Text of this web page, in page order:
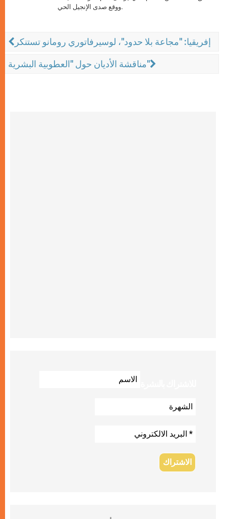
ووقع صدى الإنجيل الحي.
إفريقيا: "مجاعة بلا حدود"، لوسيرفاتوري رومانو تستنكر
مناقشة الأديان حول "العطوبية البشرية"